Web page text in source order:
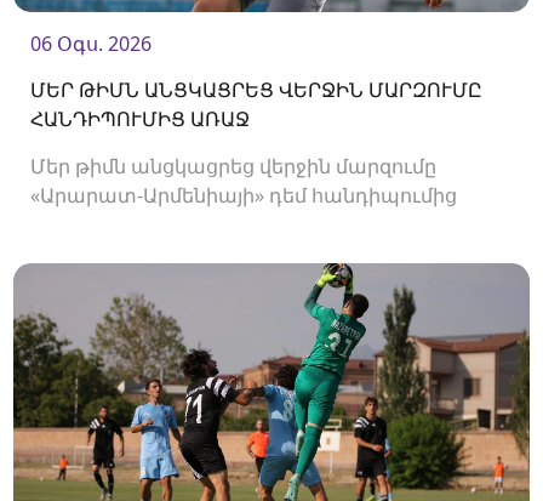
06 Օգս. 2026
ՄԵՐ ԹԻՄՆ ԱՆՑԿԱՑՐԵՑ ՎԵՐՋԻՆ ՄԱՐԶՈՒՄԸ
ՀԱՆԴԻՊՈՒՄԻՑ ԱՌԱՋ
Մեր թիմն անցկացրեց վերջին մարզումը
«Արարատ-Արմենիայի» դեմ հանդիպումից